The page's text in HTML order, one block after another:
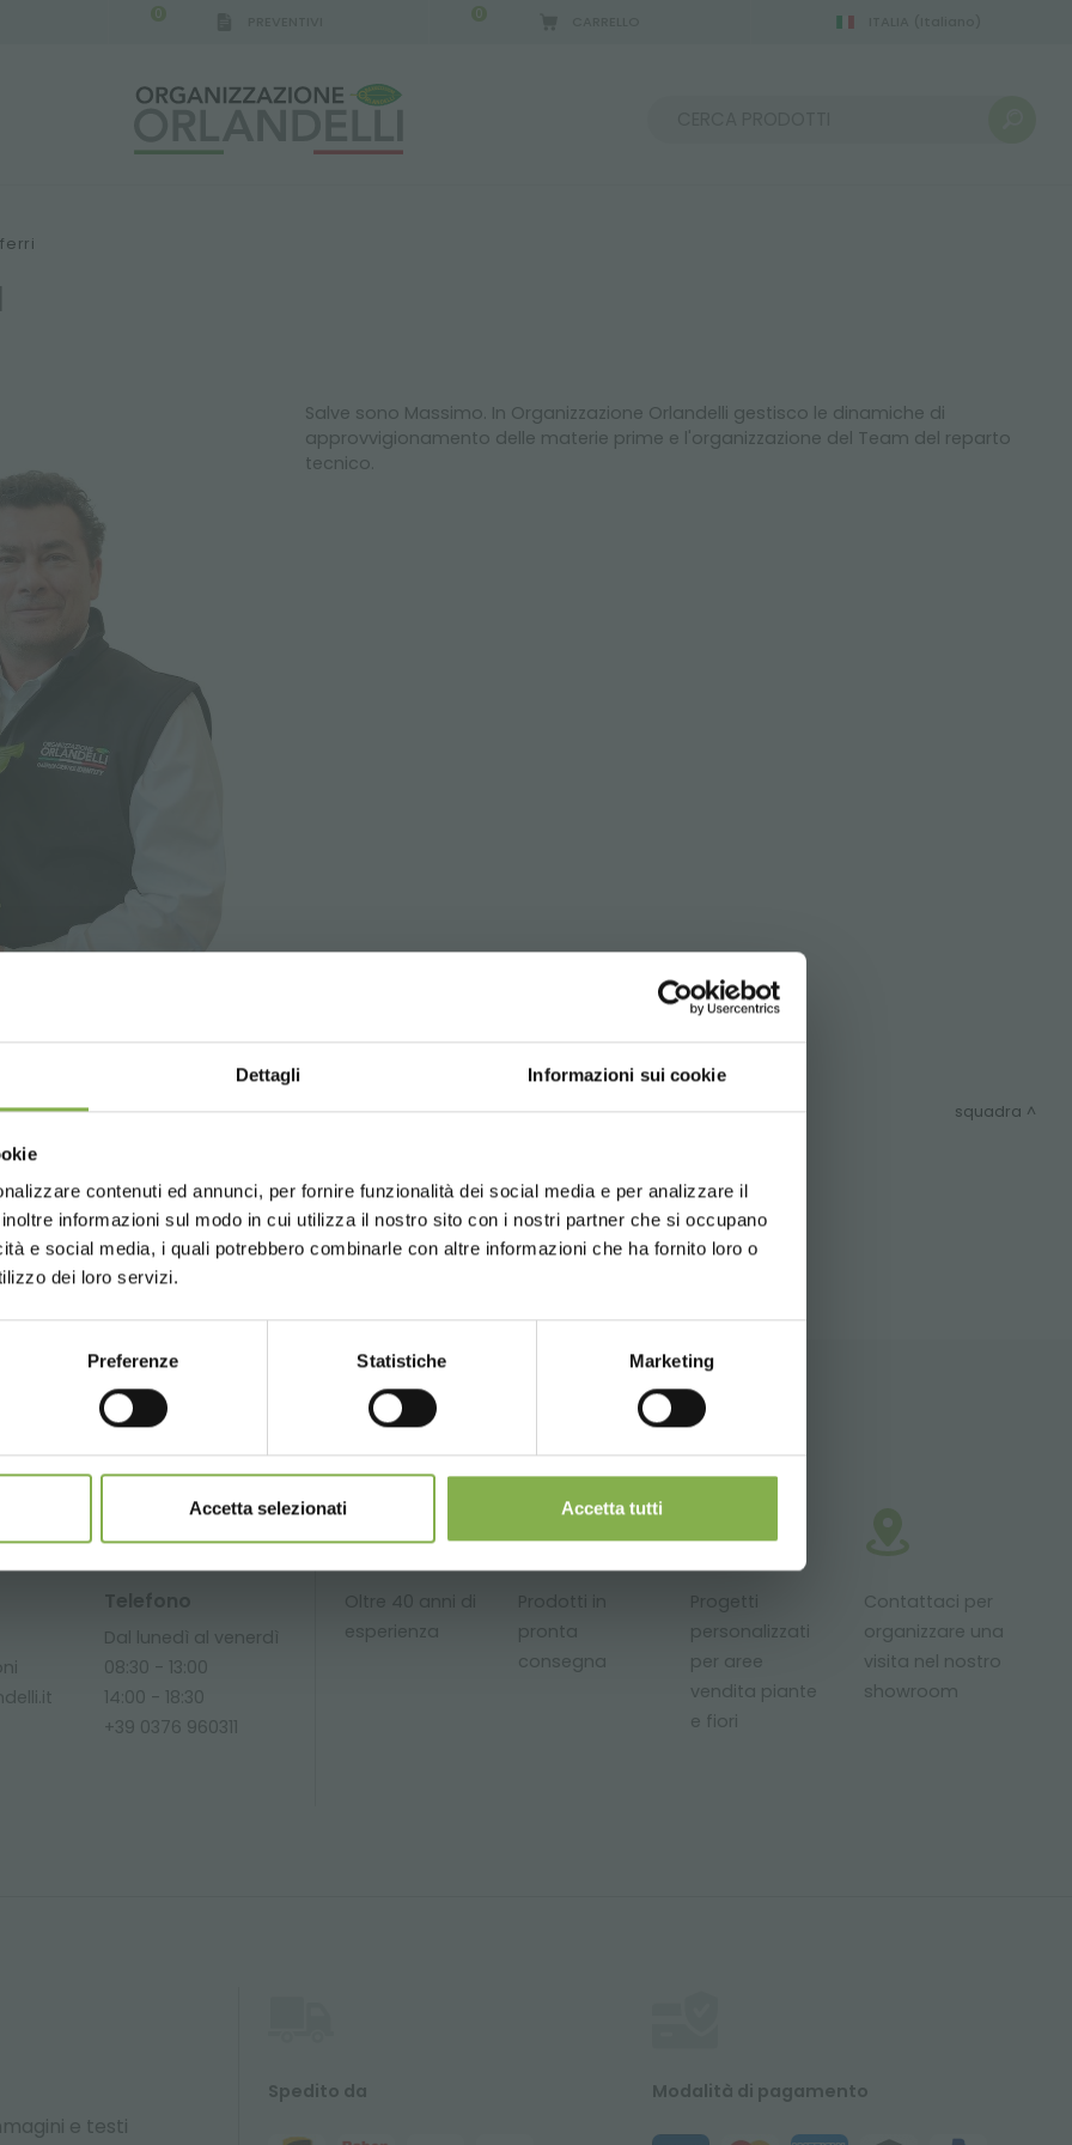
Dettagli Informazioni sui cookie
contenuti ed annunci, per fornire funzionalità dei social media e per analizzare il
informazioni sul modo in cui utilizza il nostro sito con i nostri partner che si occupano
e social media, i quali potrebbero combinarle con altre informazioni che ha fornito loro o
dei loro servizi.
Preferenze Statistiche Marketing
Accetta selezionati Accetta tutti
0 0
Salve sono Massimo. In Organizzazione Orlandelli gestisco le dinamiche di
approvvigionamento delle materie prime e l'organizzazione del Team del reparto
tecnico.
squadra
GLOSSARIO TOP RICERCHE TAG DIRECTORY SITEMAP
condividi
UNITED STATES ENGLISH
CONTINUE
Telefono
Dal lunedì al venerdì
08:30 - 13:00
14:00 - 18:30
+39 0376 960311
Oltre 40 anni di
esperienza
Prodotti in
pronta
consegna
Progetti
personalizzati
per aree
vendita piante
e fiori
Contattaci per
organizzare una
visita nel nostro
showroom
E RISPARMIA SUBITO!
account e ottieni subito vantaggi esclusivi:
sul tuo primo ordine *
sempresu tutti i tuoi acquisti futuri *
sopra i 15.000 €
in anteprima (seleziona l'opzione Newsletter
REGISTRATI ORA
calcolati al netto di imballo e spedizione.
e testi
Spedito da Modalità di pagamento